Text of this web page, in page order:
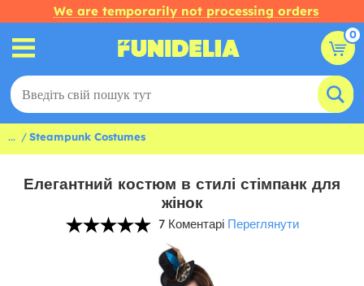
We are temporarily not processing orders
0
... Steampunk Costumes
Елегантний костюм в стилі стімпанк для
жінок
7 Коментарі Переглянути